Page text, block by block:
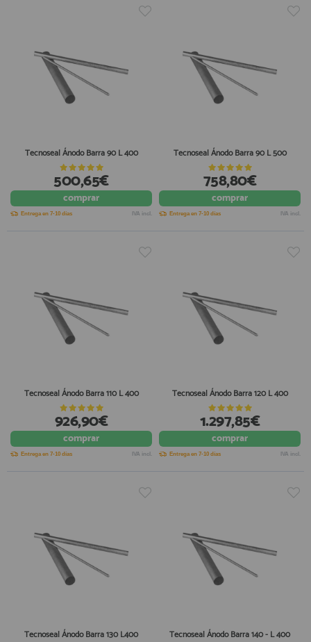
Tecnoseal Ánodo Barra 90 L 400
500,65€
comprar
Entrega en 7-10 días IVA incl.
Tecnoseal Ánodo Barra 90 L 500
758,80€
comprar
Entrega en 7-10 días IVA incl.
Tecnoseal Ánodo Barra 110 L 400
926,90€
comprar
Entrega en 7-10 días IVA incl.
Tecnoseal Ánodo Barra 120 L 400
1.297,85€
comprar
Entrega en 7-10 días IVA incl.
Tecnoseal Ánodo Barra 130 L400 Tecnoseal Ánodo Barra 140 - L 400